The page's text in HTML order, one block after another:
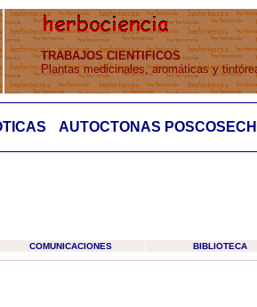
TRABAJOS CIENTIFICOS
Plantas medicinales, aromáticas y
AUTOCTONAS
COMUNICACIONES BIBLIOTECA